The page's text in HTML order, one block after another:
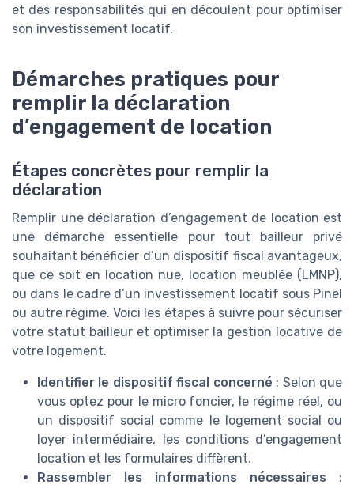
et des responsabilités qui en découlent pour optimiser
son investissement locatif.
Démarches pratiques pour
remplir la déclaration
d’engagement de location
Étapes concrètes pour remplir la
déclaration
Remplir une déclaration d’engagement de location est
une démarche essentielle pour tout bailleur privé
souhaitant bénéficier d’un dispositif fiscal avantageux,
que ce soit en location nue, location meublée (LMNP),
ou dans le cadre d’un investissement locatif sous Pinel
ou autre régime. Voici les étapes à suivre pour sécuriser
votre statut bailleur et optimiser la gestion locative de
votre logement.
Identifier le dispositif fiscal concerné : Selon que
vous optez pour le micro foncier, le régime réel, ou
un dispositif social comme le logement social ou
loyer intermédiaire, les conditions d’engagement
location et les formulaires diffèrent.
Rassembler les informations nécessaires :